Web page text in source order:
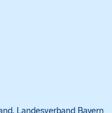
Landesverband Bayern